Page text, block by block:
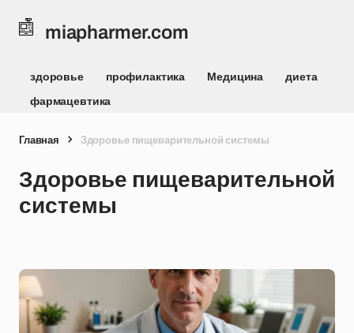
miapharmer.com
здоровье профилактика Медицина
диета
фармацевтика
Главная Здоровье пищеварительной системы
Здоровье пищеварительной
системы